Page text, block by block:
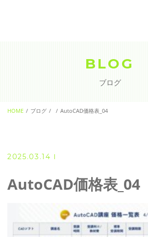
contact
BLOG
ブログ
HOME ブログ AutoCAD価格表_04
2025.03.14
AutoCAD価格表_04